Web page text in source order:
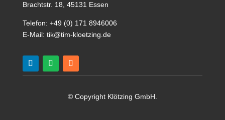
Brachtstr. 18, 45131 Essen
Telefon: +49 (0) 171 8946006
E-Mail: tik@tim-kloetzing.de
© Copyright Klötzing GmbH.